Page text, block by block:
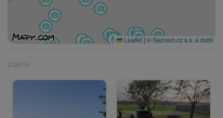
Leaflet | © Seznam.cz a.s. a další
zdjęcia